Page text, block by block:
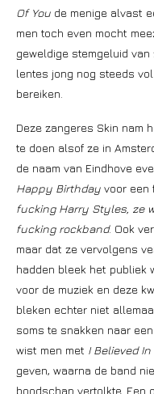
Of You de menige alvast
men toch even mocht
geweldige stemgeluid
lentes jong nog steeds
bereiken.
Deze zangeres Skin nam
te doen alsof ze in
de naam van Eindhove
Happy Birthday voor een
fucking Harry Styles, ze
fucking rockband. Ook
maar dat ze vervolgens
hadden bleek het publiek
voor de muziek en deze
bleken echter niet
soms te snakken naar
wist men met I Believed In
geven, waarna de band
boodschap vertolkte. Een